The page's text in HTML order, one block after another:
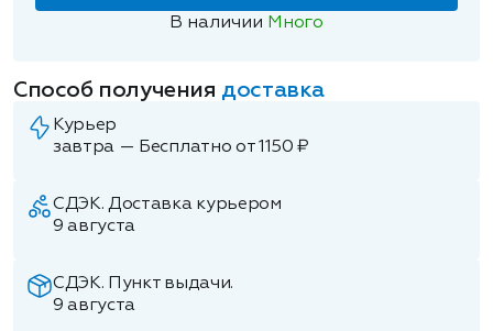
В наличии Много
Способ получения доставка
Курьер
завтра — Бесплатно от 1150 ₽
СДЭК. Доставка курьером
9 августа
СДЭК. Пункт выдачи.
9 августа